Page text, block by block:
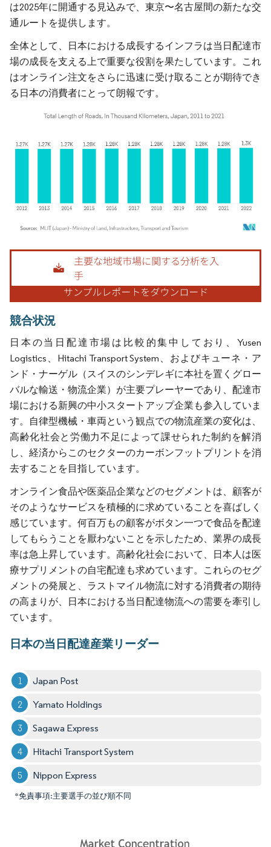
は2025年に開通する見込みで、東京〜名古屋間の新たな交
通ルートを提供します。
全体として、日本における成長するインフラは当日配達市
場の成長を支える上で重要な役割を果たしています。これ
はオンライン注文をさらに迅速に受け取ることが期待でき
る日本の消費者にとって朗報です。
画像 © Mordor Intelligence。再利用にはCC BY 4.0の表示が必要です。
競合状況
日本の当日配達市場は比較的集中しており、Yusen
Logistics、Hitachi Transport System、およびキューネ・ア
ンド・ナーゲル（スイスのシンデレギに本社を置くグロー
バルな輸送・物流企業）が主要プレーヤーであり、配達市
場における新興の中小スタートアップ企業も参入していま
す。自律型機械・車両という観点での物流産業の変化は、
高齢化社会と労働力不足によって課せられた制約を解消
し、経済からこのセクターのカーボンフットプリントを消
去することを目指しています。
オンライン食品や医薬品企業などのセグメントは、顧客が
そのようなサービスを積極的に求めていることを喜ばしく
感じています。何百万もの顧客がボタン一つで食品を配達
してもらうことを厭わないことを示したため、業界の成長
率は急上昇しています。高齢化社会において、日本人は医
療サプリメントの自宅配達も求めています。これらのセグ
メントの発展と、ラストマイル物流に対する消費者の期待
の高まりが、日本における当日配達物流への需要を牽引し
ています。
日本の当日配達産業リーダー
Japan Post
Yamato Holdings
Sagawa Express
Hitachi Transport System
Nippon Express
*免責事項:主要選手の並び順不同